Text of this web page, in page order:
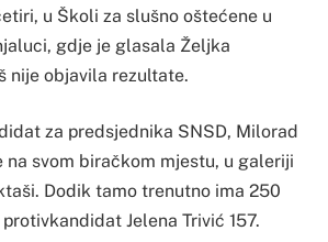
u Školi za slušno oštećene u
gdje je glasala Željka
nije objavila rezultate.
za predsjednika SNSD, Milorad
na svom biračkom mjestu, u galeriji
Dodik tamo trenutno ima 250
Jelena Trivić 157.